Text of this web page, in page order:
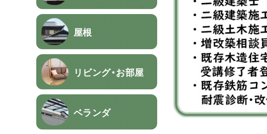
屋根
リビング・お部屋
ベランダ